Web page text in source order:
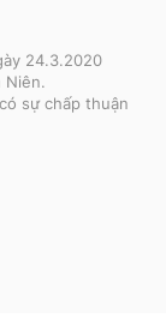
24.3.2020
sự chấp thuận